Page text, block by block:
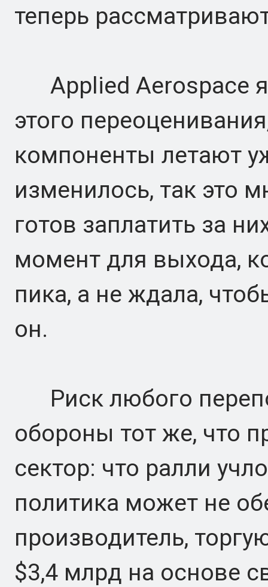
теперь
Applied Aerospace
этого
компоненты летают
изменилось, так это
готов заплатить за
момент для выхода,
пика, а не ждала,
он.
Риск любого
обороны тот же, что
сектор: что ралли
политика может не
производитель,
$3,4 млрд на основе